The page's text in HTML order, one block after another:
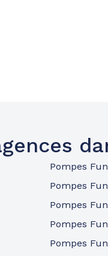
Pompes
Pompes
Pompes
Pompes
Pompes